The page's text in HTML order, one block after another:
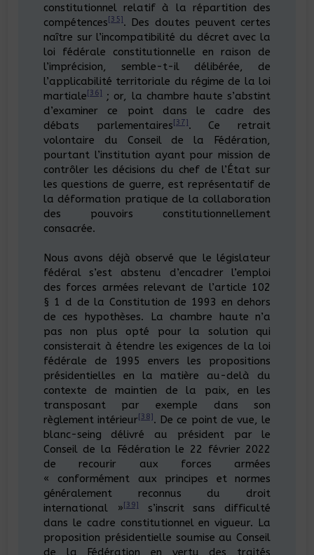
constitutionnel relatif à la répartition des
compétences[35]. Des doutes peuvent certes
naître sur l’incompatibilité du décret avec la
loi fédérale constitutionnelle en raison de
l’imprécision, semble-t-il délibérée, de
l’applicabilité territoriale du régime de la loi
martiale[36]; or, la chambre haute s’abstint
d’examiner ce point dans le cadre des
débats parlementaires[37]. Ce retrait
volontaire du Conseil de la Fédération,
pourtant l’institution ayant pour mission de
contrôler les décisions du chef de l’État sur
les questions de guerre, est représentatif de
la déformation pratique de la collaboration
des pouvoirs constitutionnellement
consacrée.
Nous avons déjà observé que le législateur
fédéral s’est abstenu d’encadrer l’emploi
des forces armées relevant de l’article 102
§ 1 d de la Constitution de 1993 en dehors
de ces hypothèses. La chambre haute n’a
pas non plus opté pour la solution qui
consisterait à étendre les exigences de la loi
fédérale de 1995 envers les propositions
présidentielles en la matière au-delà du
contexte de maintien de la paix, en les
transposant par exemple dans son
règlement intérieur[38]. De ce point de vue, le
blanc-seing délivré au président par le
Conseil de la Fédération le 22 février 2022
de recourir aux forces armées
« conformément aux principes et normes
généralement reconnus du droit
international »[39]s’inscrit sans difficulté
dans le cadre constitutionnel en vigueur. La
proposition présidentielle soumise au Conseil
de la Fédération en vertu des traités